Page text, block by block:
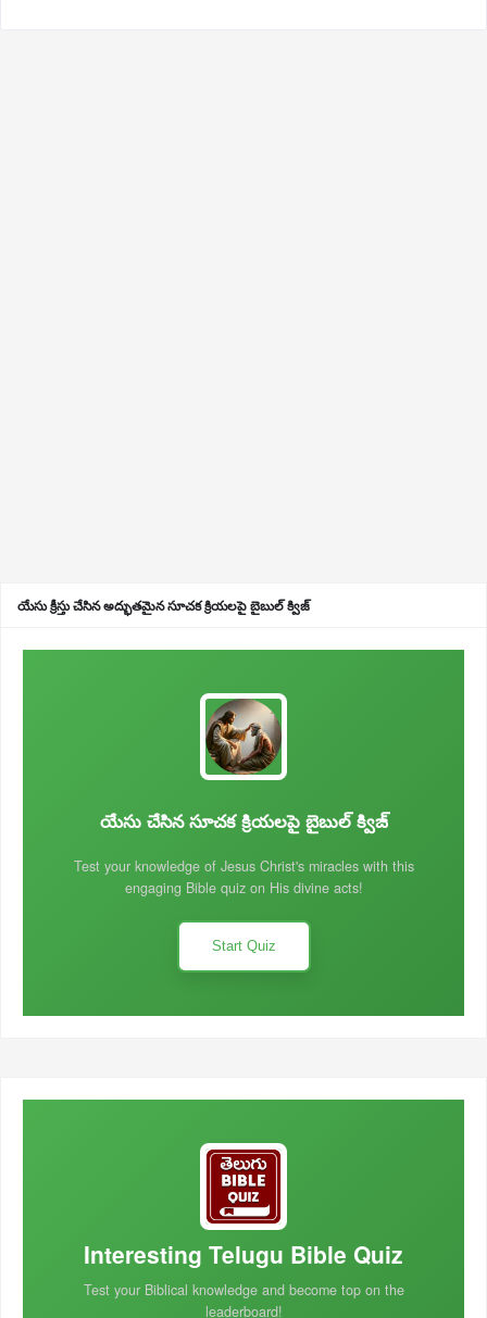
యేసు క్రీస్తు చేసిన అద్భుతమైన సూచక క్రియలపై బైబుల్ క్విజ్
యేసు చేసిన సూచక క్రియలపై బైబుల్ క్విజ్
Test your knowledge of Jesus Christ's miracles with this
engaging Bible quiz on His divine acts!
Start Quiz
Interesting Telugu Bible Quiz
Test your Biblical knowledge and become top on the
leaderboard!